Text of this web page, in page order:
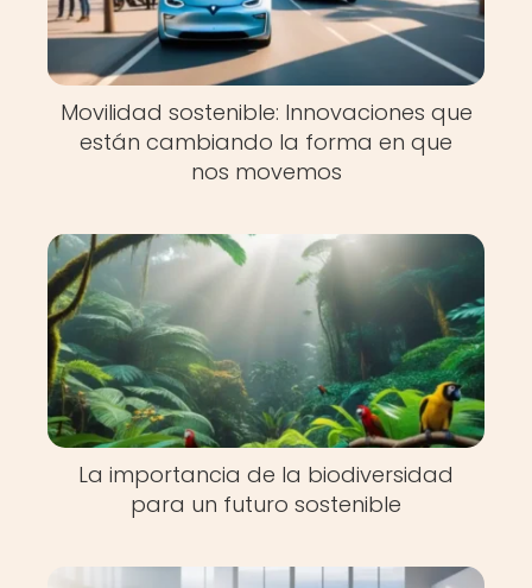
Movilidad sostenible: Innovaciones que
están cambiando la forma en que
nos movemos
La importancia de la biodiversidad
para un futuro sostenible